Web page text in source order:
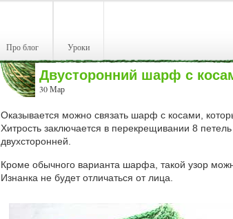
Про блог Уроки
Двусторонний шарф с
30 Мар
Оказывается можно связать шарф с косами,
Хитрость заключается в перекрещивании 8
двухсторонней.
Кроме обычного варианта шарфа, такой узор
Изнанка не будет отличаться от лица.